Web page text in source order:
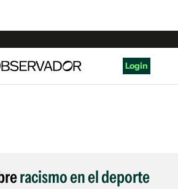
Login
racismo en el deporte